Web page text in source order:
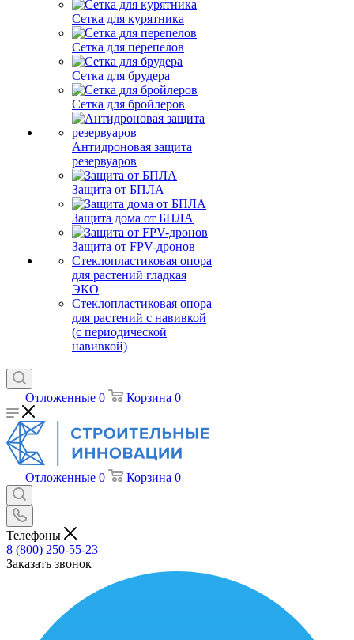
Сетка для курятника
Сетка для перепелов
Сетка для брудера
Сетка для бройлеров
Антидроновая защита
резервуаров
Защита от БПЛА
Защита дома от БПЛА
Защита от FPV-дронов
Стеклопластиковая опора
для растений гладкая
ЭКО
Стеклопластиковая опора
для растений с навивкой
(с периодической
навивкой)
Отложенные 0 Корзина 0
Отложенные 0 Корзина 0
Телефоны
8 (800) 250-55-23
Заказать звонок